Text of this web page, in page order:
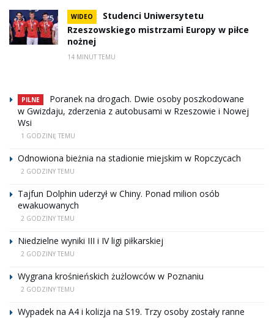
WIDEO
Studenci Uniwersytetu
Rzeszowskiego mistrzami Europy w piłce
nożnej
14 MINUT TEMU
PILNE
Poranek na drogach. Dwie osoby poszkodowane
w Gwizdaju, zderzenia z autobusami w Rzeszowie i Nowej
Wsi
1 GODZINĘ TEMU
Odnowiona bieżnia na stadionie miejskim w Ropczycach
2 GODZINY TEMU
Tajfun Dolphin uderzył w Chiny. Ponad milion osób
ewakuowanych
2 GODZINY TEMU
Niedzielne wyniki III i IV ligi piłkarskiej
2 GODZINY TEMU
Wygrana krośnieńskich żużlowców w Poznaniu
2 GODZINY TEMU
Wypadek na A4 i kolizja na S19. Trzy osoby zostały ranne